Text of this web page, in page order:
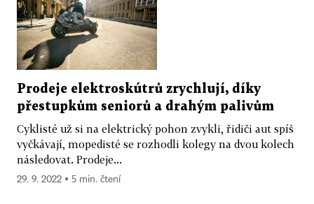
Prodeje elektroskútrů zrychlují, díky
přestupkům seniorů a drahým palivům
Cyklisté už si na elektrický pohon zvykli, řidiči aut spíš
vyčkávají, mopedisté se rozhodli kolegy na dvou kolech
následovat. Prodeje...
29. 9. 2022 ▪ 5 min. čtení